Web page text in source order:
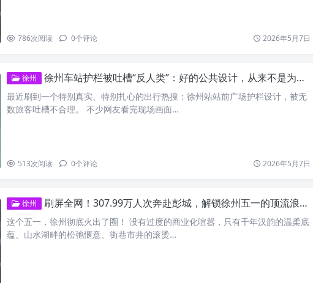
786次阅读 0个评论 2026年5月7日
徐州 徐州车站护栏被吐槽“反人类”：好的公共设计，从来不是为难普通人
最近刷到一个特别真实、特别扎心的出行热搜：徐州站站前广场护栏设计，被无
数旅客吐槽不合理。 不少网友看完现场画面…
513次阅读 0个评论 2026年5月7日
徐州 刷屏全网！307.99万人次奔赴彭城，解锁徐州五一的顶流浪漫与烟火🔥
这个五一，徐州彻底火出了圈！ 没有过度的商业化喧嚣，只有千年汉韵的温柔底
蕴、山水湖畔的松弛惬意、街巷市井的滚烫…